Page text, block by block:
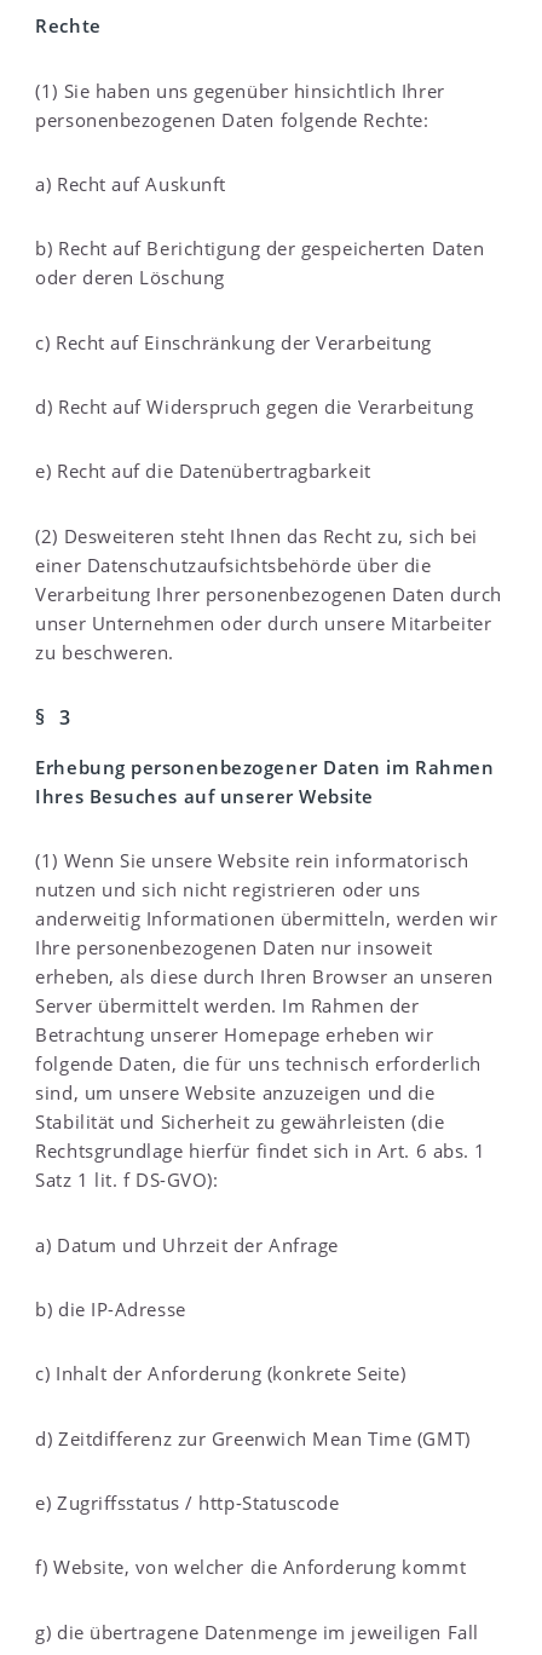
Rechte
(1) Sie haben uns gegenüber hinsichtlich Ihrer
personenbezogenen Daten folgende Rechte:
a) Recht auf Auskunft
b) Recht auf Berichtigung der gespeicherten Daten
oder deren Löschung
c) Recht auf Einschränkung der Verarbeitung
d) Recht auf Widerspruch gegen die Verarbeitung
e) Recht auf die Datenübertragbarkeit
(2) Desweiteren steht Ihnen das Recht zu, sich bei
einer Datenschutzaufsichtsbehörde über die
Verarbeitung Ihrer personenbezogenen Daten durch
unser Unternehmen oder durch unsere Mitarbeiter
zu beschweren.
§ 3
Erhebung personenbezogener Daten im Rahmen
Ihres Besuches auf unserer Website
(1) Wenn Sie unsere Website rein informatorisch
nutzen und sich nicht registrieren oder uns
anderweitig Informationen übermitteln, werden wir
Ihre personenbezogenen Daten nur insoweit
erheben, als diese durch Ihren Browser an unseren
Server übermittelt werden. Im Rahmen der
Betrachtung unserer Homepage erheben wir
folgende Daten, die für uns technisch erforderlich
sind, um unsere Website anzuzeigen und die
Stabilität und Sicherheit zu gewährleisten (die
Rechtsgrundlage hierfür findet sich in Art. 6 abs. 1
Satz 1 lit. f DS-GVO):
a) Datum und Uhrzeit der Anfrage
b) die IP-Adresse
c) Inhalt der Anforderung (konkrete Seite)
d) Zeitdifferenz zur Greenwich Mean Time (GMT)
e) Zugriffsstatus / http-Statuscode
f) Website, von welcher die Anforderung kommt
g) die übertragene Datenmenge im jeweiligen Fall